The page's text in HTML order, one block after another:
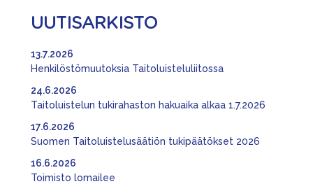
UUTISARKISTO
Henkilöstömuutoksia Taitoluisteluliitossa
13.7.2026
Taitoluistelun tukirahaston hakuaika alkaa 1.7.2026
24.6.2026
Suomen Taitoluistelusäätiön tukipäätökset 2026
17.6.2026
Toimisto lomailee
16.6.2026